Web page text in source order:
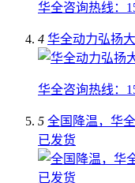
华全咨询热线：
4 华全动力弘扬
华全咨询热线：
5 全国降温，华
已发货